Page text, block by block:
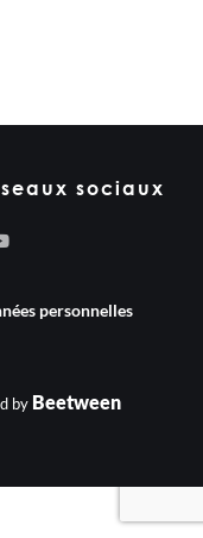
sociaux
personnelles
by Beetween